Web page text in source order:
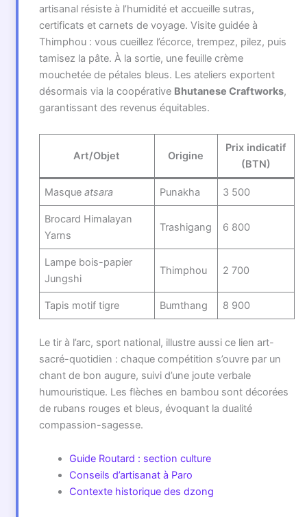
artisanal résiste à l’humidité et accueille sutras,
certificats et carnets de voyage. Visite guidée à
Thimphou : vous cueillez l’écorce, trempez, pilez, puis
tamisez la pâte. À la sortie, une feuille crème
mouchetée de pétales bleus. Les ateliers exportent
désormais via la coopérative Bhutanese Craftworks,
garantissant des revenus équitables.
Art/Objet Origine
Prix indicatif
(BTN)
Masqueatsara Punakha 3 500
Brocard Himalayan
Yarns
Trashigang 6 800
Lampe bois-papier
Jungshi
Thimphou 2 700
Tapis motif tigre Bumthang 8 900
Le tir à l’arc, sport national, illustre aussi ce lien art-
sacré-quotidien : chaque compétition s’ouvre par un
chant de bon augure, suivi d’une joute verbale
humouristique. Les flèches en bambou sont décorées
de rubans rouges et bleus, évoquant la dualité
compassion-sagesse.
Guide Routard : section culture
Conseils d’artisanat à Paro
Contexte historique des dzong